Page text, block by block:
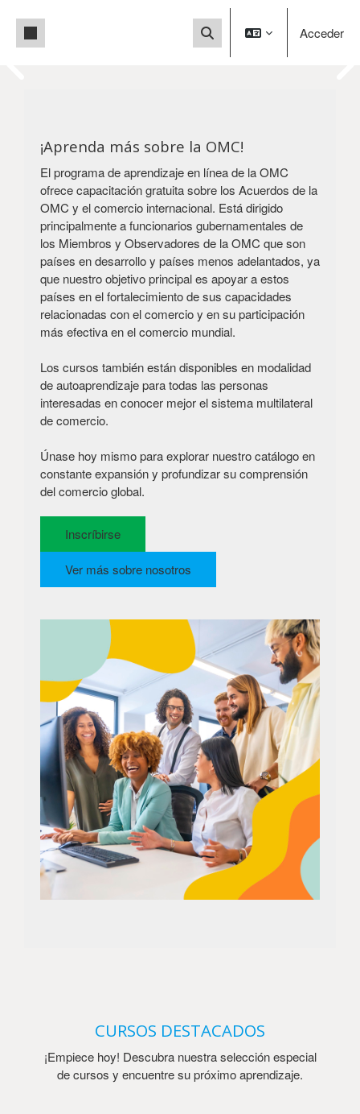
Panel lateral
Selector de búsqueda de
Acceder
You are currently accessing a test
environment, not the
live production system. For the production
version
of our platform, please click below.
Visit our production site
¡Aprenda más sobre la OMC!
El programa de aprendizaje en línea de la OMC
ofrece capacitación gratuita sobre los Acuerdos de la
OMC y el comercio internacional. Está dirigido
principalmente a funcionarios gubernamentales de
los Miembros y Observadores de la OMC que son
países en desarrollo y países menos adelantados, ya
que nuestro objetivo principal es apoyar a estos
países en el fortalecimiento de sus capacidades
relacionadas con el comercio y en su participación
más efectiva en el comercio mundial.
Los cursos también están disponibles en modalidad
de autoaprendizaje para todas las personas
interesadas en conocer mejor el sistema multilateral
de comercio.
Únase hoy mismo para explorar nuestro catálogo en
constante expansión y profundizar su comprensión
del comercio global.
Inscríbirse
Ver más sobre nosotros
CURSOS DESTACADOS
¡Empiece hoy! Descubra nuestra selección especial
de cursos y encuentre su próximo aprendizaje.